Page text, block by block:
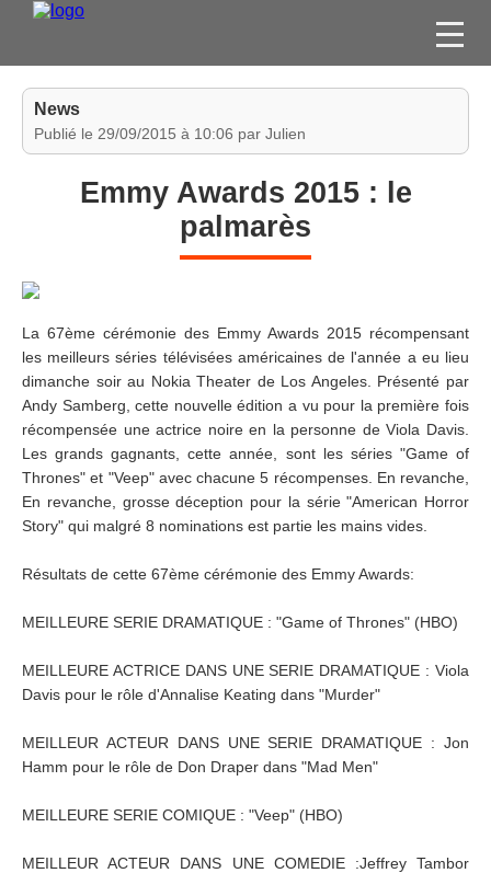
FILMS
JEUX VIDÉO
ESPACE
MEMBRE
News
Publié le 29/09/2015 à 10:06 par Julien
Emmy Awards 2015 : le
palmarès
La 67ème cérémonie des Emmy Awards 2015 récompensant
les meilleurs séries télévisées américaines de l'année a eu lieu
dimanche soir au Nokia Theater de Los Angeles. Présenté par
Andy Samberg, cette nouvelle édition a vu pour la première fois
récompensée une actrice noire en la personne de Viola Davis.
Les grands gagnants, cette année, sont les séries "Game of
Thrones" et "Veep" avec chacune 5 récompenses. En revanche,
En revanche, grosse déception pour la série "American Horror
Story" qui malgré 8 nominations est partie les mains vides.
Résultats de cette 67ème cérémonie des Emmy Awards:
MEILLEURE SERIE DRAMATIQUE : "Game of Thrones" (HBO)
MEILLEURE ACTRICE DANS UNE SERIE DRAMATIQUE : Viola
Davis pour le rôle d'Annalise Keating dans "Murder"
MEILLEUR ACTEUR DANS UNE SERIE DRAMATIQUE : Jon
Hamm pour le rôle de Don Draper dans "Mad Men"
MEILLEURE SERIE COMIQUE : "Veep" (HBO)
MEILLEUR ACTEUR DANS UNE COMEDIE :Jeffrey Tambor